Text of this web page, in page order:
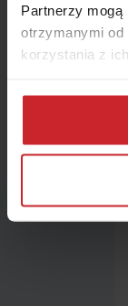
Partnerzy mogą
otrzymanymi od
korzystania z ich
Dowiedz się
można się z
przetwarzamy